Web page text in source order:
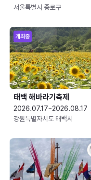
서울특별시 종로구
개최중
태백 해바라기축제
2026.07.17~2026.08.17
강원특별자치도 태백시